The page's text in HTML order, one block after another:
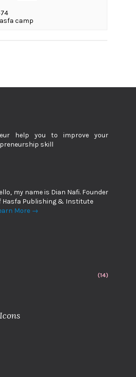
camp
help you to improve your
skill
my name is Dian Nafi. Founder
Hasfa Publishing & Institute
More →
(14)